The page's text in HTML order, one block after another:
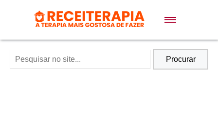
Doces e Sobremesas
Air Fryer
Procurar